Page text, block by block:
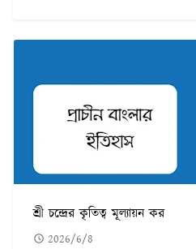
শ্রী চন্দ্রের কৃতিত্ব মূল্যায়ন কর
2026/6/8